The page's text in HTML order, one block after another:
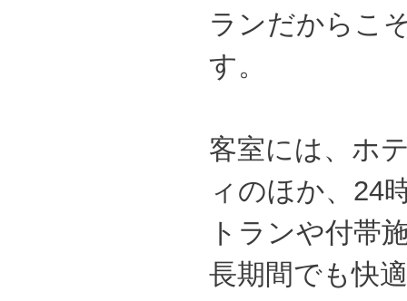
ランだからこ
す。
客室には、ホ
ィのほか、24
トランや付帯
長期間でも快